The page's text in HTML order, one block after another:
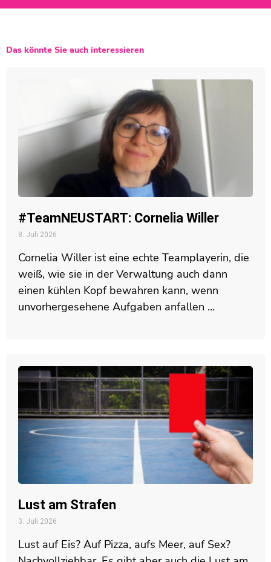
Das könnte Sie auch interessieren
#TeamNEUSTART: Cornelia Willer
8. Juli 2026
Cornelia Willer ist eine echte Teamplayerin, die
weiß, wie sie in der Verwaltung auch dann
einen kühlen Kopf bewahren kann, wenn
unvorhergesehene Aufgaben anfallen …
Lust am Strafen
3. Juli 2026
Lust auf Eis? Auf Pizza, aufs Meer, auf Sex?